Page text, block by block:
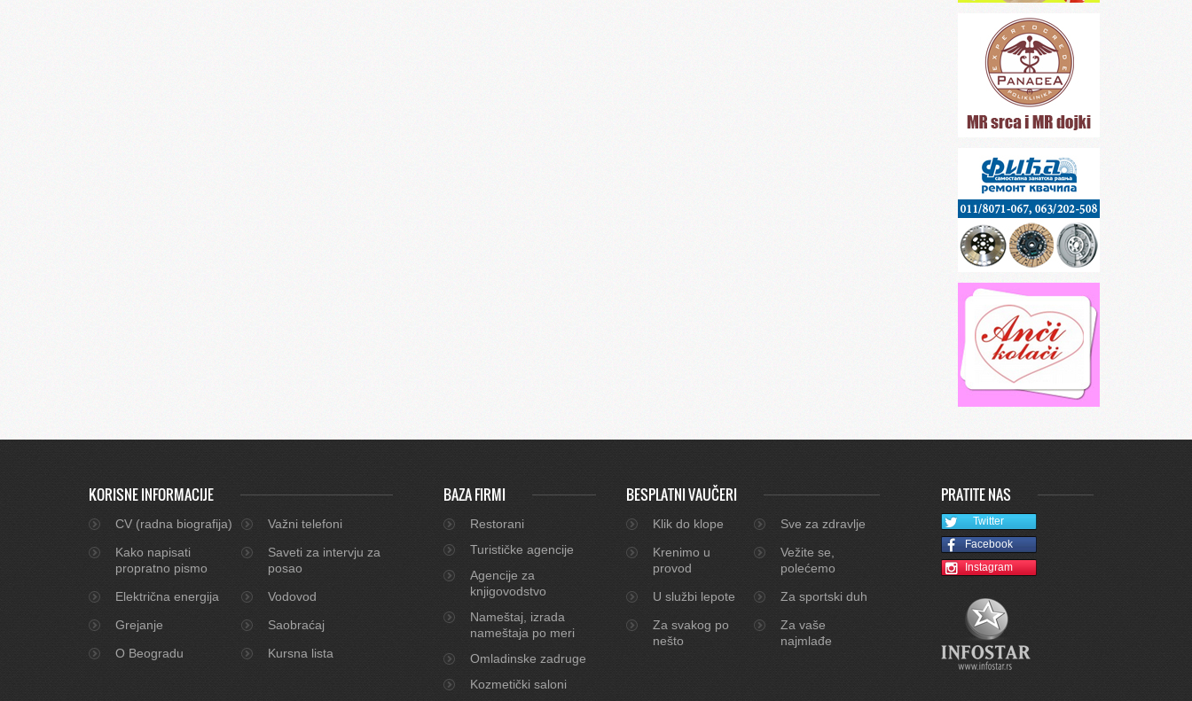
KORISNE INFORMACIJE
CV (radna biografija)
Važni telefoni
Kako napisati
propratno pismo
Saveti za intervju za
posao
Električna energija
Vodovod
Grejanje
Saobraćaj
O Beogradu
Kursna lista
BAZA FIRMI
Restorani
Turističke agencije
Agencije za
knjigovodstvo
Nameštaj, izrada
nameštaja po meri
Omladinske zadruge
Kozmetički saloni
BESPLATNI VAUČERI
Klik do klope
Sve za zdravlje
Krenimo u
provod
Vežite se,
polećemo
U službi lepote
Za sportski duh
Za svakog po
nešto
Za vaše
najmlađe
PRATITE NAS
Twitter
Facebook
Instagram